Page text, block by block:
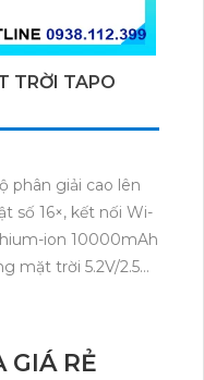
TRỜI TAPO
phân giải cao lên
số 16×, kết nối Wi-
ion 10000mAh
trời 5.2V/2.5W.
GIÁ RẺ